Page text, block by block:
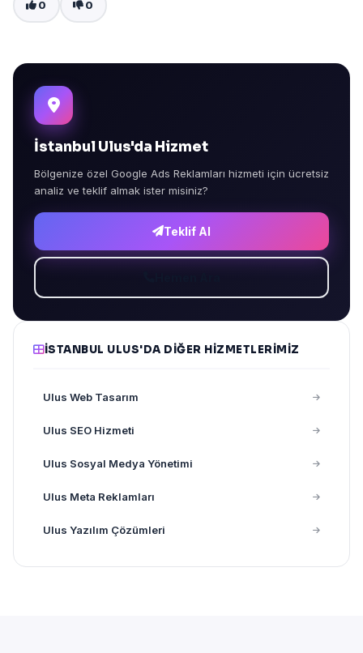
0 0
İstanbul Ulus'da Hizmet
Bölgenize özel Google Ads Reklamları hizmeti için ücretsiz
analiz ve teklif almak ister misiniz?
Teklif Al
İSTANBUL ULUS'DA DIĞER HIZMETLERIMIZ
Ulus Web Tasarım
Ulus SEO Hizmeti
Ulus Sosyal Medya Yönetimi
Ulus Meta Reklamları
Ulus Yazılım Çözümleri